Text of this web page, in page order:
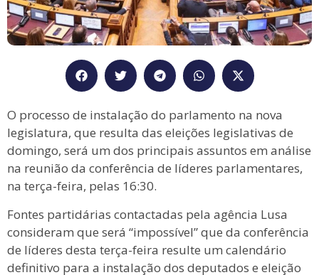
O processo de instalação do parlamento na nova
legislatura, que resulta das eleições legislativas de
domingo, será um dos principais assuntos em análise
na reunião da conferência de líderes parlamentares,
na terça-feira, pelas 16:30.
Fontes partidárias contactadas pela agência Lusa
consideram que será “impossível” que da conferência
de líderes desta terça-feira resulte um calendário
definitivo para a instalação dos deputados e eleição